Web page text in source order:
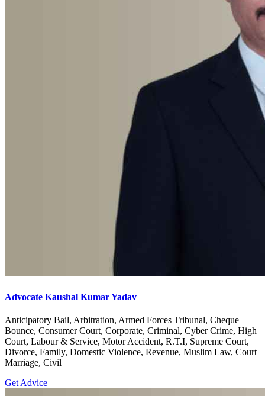
Advocate Kaushal Kumar Yadav
Anticipatory Bail, Arbitration, Armed Forces Tribunal, Cheque
Bounce, Consumer Court, Corporate, Criminal, Cyber Crime, High
Court, Labour & Service, Motor Accident, R.T.I, Supreme Court,
Divorce, Family, Domestic Violence, Revenue, Muslim Law, Court
Marriage, Civil
Get Advice